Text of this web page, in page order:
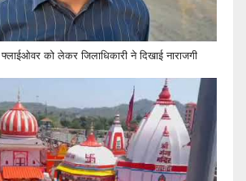
को लेकर जिलाधिकारी ने दिखाई नाराजगी